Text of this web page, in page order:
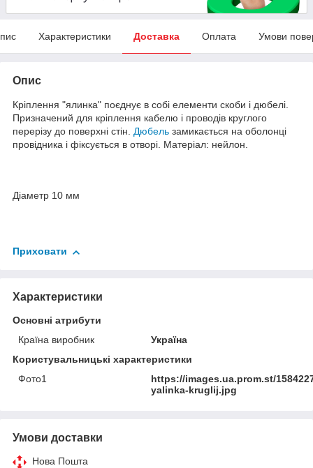
Характеристики Доставка Оплата Умови
Опис
Кріплення "ялинка" поєднує в собі елементи скоби і дюбелі.
Призначений для кріплення кабелю і проводів круглого
перерізу до поверхні стін. Дюбель замикається на оболонці
провідника і фіксується в отворі. Матеріал: нейлон.
Діаметр 10 мм
Приховати
Характеристики
Основні атрибути
Країна виробник
Україна
Користувальницькі характеристики
Фото1
https://images.ua.prom.st/
yalinka-kruglij.jpg
Умови доставки
Нова Пошта